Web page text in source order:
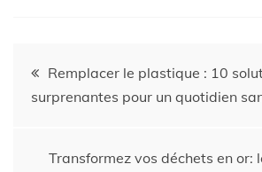
Remplacer le plastique : 10
surprenantes pour un quotidien
Transformez vos déchets en or: